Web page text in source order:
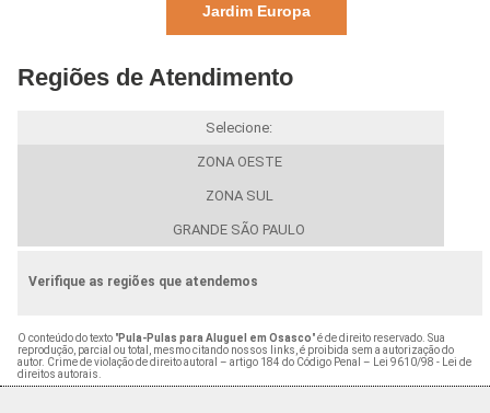
Jardim Europa
Regiões de Atendimento
Selecione:
ZONA OESTE
ZONA SUL
GRANDE SÃO PAULO
Verifique as regiões que atendemos
O conteúdo do texto "Pula-Pulas para Aluguel em Osasco" é de direito reservado. Sua
reprodução, parcial ou total, mesmo citando nossos links, é proibida sem a autorização do
autor. Crime de violação de direito autoral – artigo 184 do Código Penal – Lei 9610/98 - Lei de
direitos autorais.